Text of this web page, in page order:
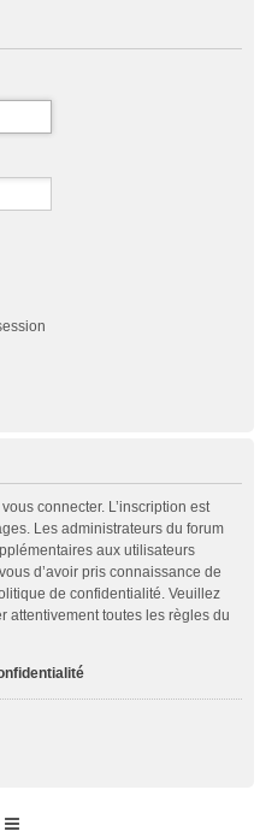
connecter. L’inscription est
Les administrateurs du forum
aux utilisateurs
d’avoir pris connaissance de
de confidentialité. Veuillez
attentivement toutes les règles du